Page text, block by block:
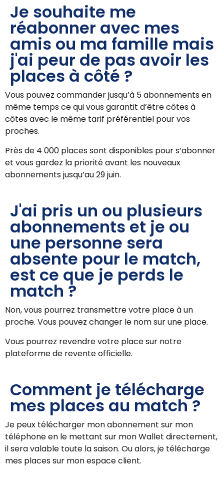
Je souhaite me
réabonner avec mes
amis ou ma famille mais
j'ai peur de pas avoir les
places à côté ?
Vous pouvez commander jusqu’à 5 abonnements en
même temps ce qui vous garantit d’être côtes à
côtes avec le même tarif préférentiel pour vos
proches.
Près de 4 000 places sont disponibles pour s’abonner
et vous gardez la priorité avant les nouveaux
abonnements jusqu’au 29 juin.
J'ai pris un ou plusieurs
abonnements et je ou
une personne sera
absente pour le match,
est ce que je perds le
match ?
Non, vous pourrez transmettre votre place à un
proche. Vous pouvez changer le nom sur une place.
Vous pourrez revendre votre place sur notre
plateforme de revente officielle.
Comment je télécharge
mes places au match ?
Je peux télécharger mon abonnement sur mon
téléphone en le mettant sur mon Wallet directement,
il sera valable toute la saison. Ou alors, je télécharge
mes places sur mon espace client.